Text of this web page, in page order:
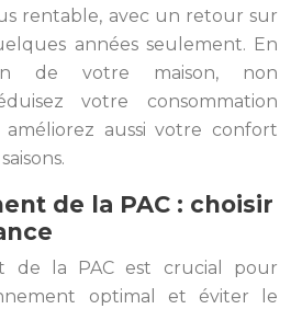
rentable, avec un retour sur
années seulement. En
de votre maison, non
votre consommation
améliorez aussi votre confort
de la PAC : choisir
de la PAC est crucial pour
optimal et éviter le